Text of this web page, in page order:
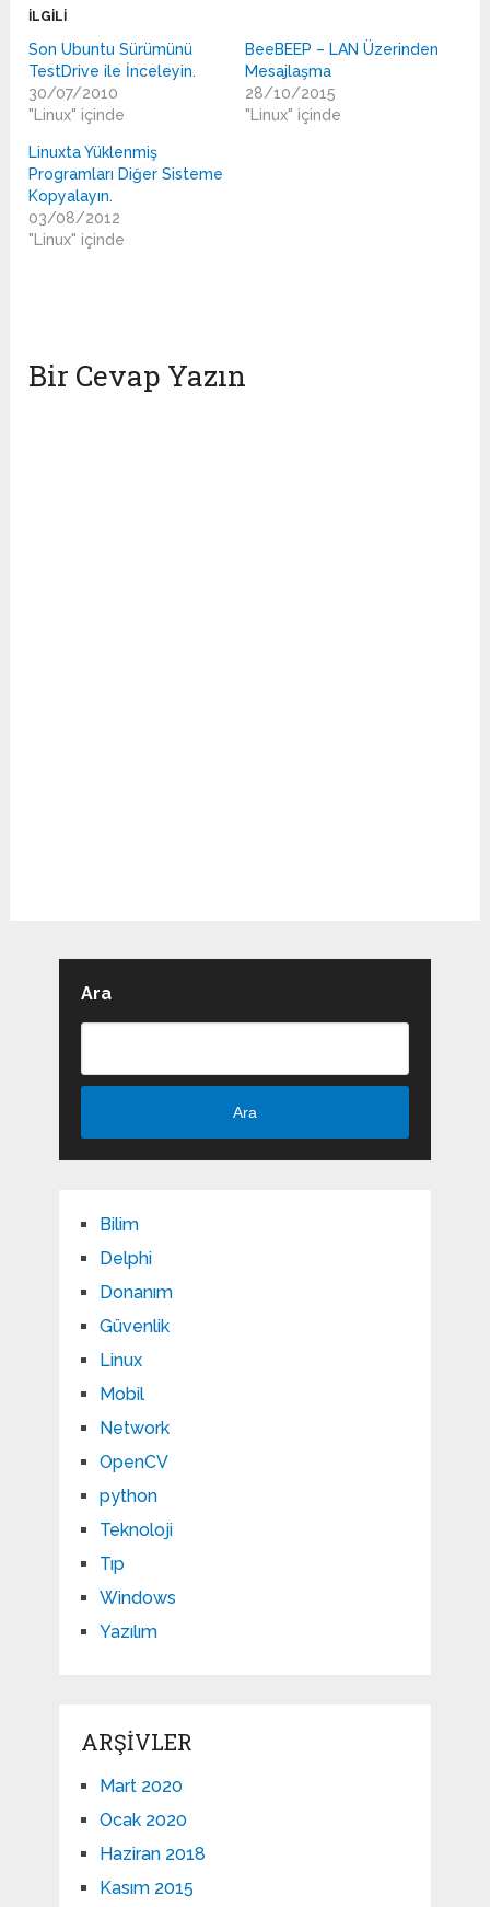
İLGILI
Son Ubuntu Sürümünü
TestDrive ile İnceleyin.
30/07/2010
"Linux" içinde
BeeBEEP – LAN Üzerinden
Mesajlaşma
28/10/2015
"Linux" içinde
Linuxta Yüklenmiş
Programları Diğer Sisteme
Kopyalayın.
03/08/2012
"Linux" içinde
Bir Cevap Yazın
Ara
Ara
Bilim
Delphi
Donanım
Güvenlik
Linux
Mobil
Network
OpenCV
python
Teknoloji
Tıp
Windows
Yazılım
ARŞIVLER
Mart 2020
Ocak 2020
Haziran 2018
Kasım 2015